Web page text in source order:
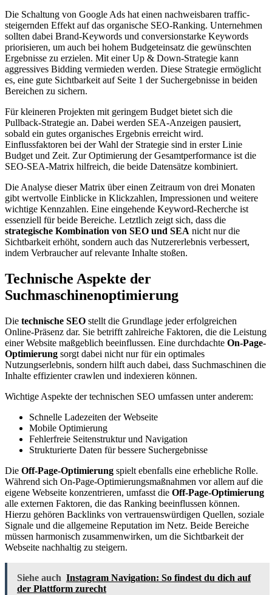
Die Schaltung von Google Ads hat einen nachweisbaren traffic-
steigernden Effekt auf das organische SEO-Ranking. Unternehmen
sollten dabei Brand-Keywords und conversionstarke Keywords
priorisieren, um auch bei hohem Budgeteinsatz die gewünschten
Ergebnisse zu erzielen. Mit einer Up & Down-Strategie kann
aggressives Bidding vermieden werden. Diese Strategie ermöglicht
es, eine gute Sichtbarkeit auf Seite 1 der Suchergebnisse in beiden
Bereichen zu sichern.
Für kleineren Projekten mit geringem Budget bietet sich die
Pullback-Strategie an. Dabei werden SEA-Anzeigen pausiert,
sobald ein gutes organisches Ergebnis erreicht wird.
Einflussfaktoren bei der Wahl der Strategie sind in erster Linie
Budget und Zeit. Zur Optimierung der Gesamtperformance ist die
SEO-SEA-Matrix hilfreich, die beide Datensätze kombiniert.
Die Analyse dieser Matrix über einen Zeitraum von drei Monaten
gibt wertvolle Einblicke in Klickzahlen, Impressionen und weitere
wichtige Kennzahlen. Eine eingehende Keyword-Recherche ist
essenziell für beide Bereiche. Letztlich zeigt sich, dass die
strategische Kombination von SEO und SEA nicht nur die
Sichtbarkeit erhöht, sondern auch das Nutzererlebnis verbessert,
indem Verbraucher auf relevante Inhalte stoßen.
Technische Aspekte der
Suchmaschinenoptimierung
Die technische SEO stellt die Grundlage jeder erfolgreichen
Online-Präsenz dar. Sie betrifft zahlreiche Faktoren, die die Leistung
einer Website maßgeblich beeinflussen. Eine durchdachte On-Page-
Optimierung sorgt dabei nicht nur für ein optimales
Nutzungserlebnis, sondern hilft auch dabei, dass Suchmaschinen die
Inhalte effizienter crawlen und indexieren können.
Wichtige Aspekte der technischen SEO umfassen unter anderem:
Schnelle Ladezeiten der Webseite
Mobile Optimierung
Fehlerfreie Seitenstruktur und Navigation
Strukturierte Daten für bessere Suchergebnisse
Die Off-Page-Optimierung spielt ebenfalls eine erhebliche Rolle.
Während sich On-Page-Optimierungsmaßnahmen vor allem auf die
eigene Webseite konzentrieren, umfasst die Off-Page-Optimierung
alle externen Faktoren, die das Ranking beeinflussen können.
Hierzu gehören Backlinks von vertrauenswürdigen Quellen, soziale
Signale und die allgemeine Reputation im Netz. Beide Bereiche
müssen harmonisch zusammenwirken, um die Sichtbarkeit der
Webseite nachhaltig zu steigern.
Siehe auch Instagram Navigation: So findest du dich auf
der Plattform zurecht